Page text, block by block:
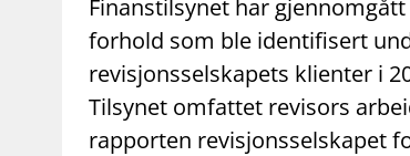
Forbrukerinformasjon Om
Finanstilsynet har
forhold som ble identifisert
revisjonsselskapets klienter i
Tilsynet omfattet revisors
rapporten revisjonsselskapet